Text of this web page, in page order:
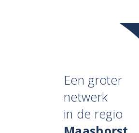
Een groter
netwerk
in de regio